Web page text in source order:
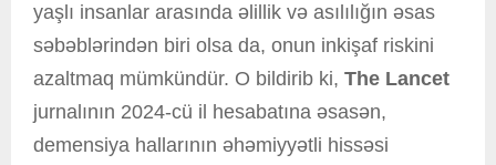
yaşlı insanlar arasında əlillik və asılılığın əsas
səbəblərindən biri olsa da, onun inkişaf riskini
azaltmaq mümkündür. O bildirib ki, The Lancet
jurnalının 2024-cü il hesabatına əsasən,
demensiya hallarının əhəmiyyətli hissəsi